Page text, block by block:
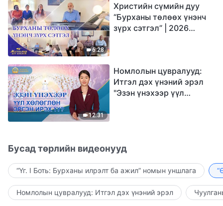
6:28
Христийн сүмийн дуу
“Бурханы төлөөх үнэнч
зүрх сэтгэл” | 2026
12:31
Номлолын цувралууд:
Итгэл дэх үнэний эрэл
"Эзэн үнэхээр үүл
Бусад төрлийн видеонууд
“Үг. I Боть: Бурханы илрэлт ба ажил” номын уншлага
Номлолын цувралууд: Итгэл дэх үнэний эрэл